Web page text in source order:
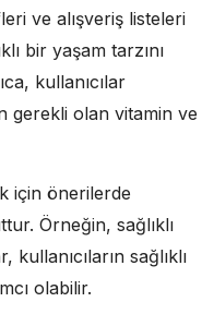
ve alışveriş listeleri
bir yaşam tarzını
kullanıcılar
gerekli olan vitamin ve
için önerilerde
Örneğin, sağlıklı
sağlıklı
olabilir.